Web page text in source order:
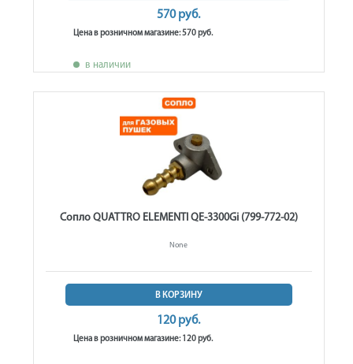
570 руб.
Цена в розничном магазине: 570 руб.
в наличии
Сопло QUATTRO ELEMENTI QE-3300Gi (799-772-02)
None
В КОРЗИНУ
120 руб.
Цена в розничном магазине: 120 руб.